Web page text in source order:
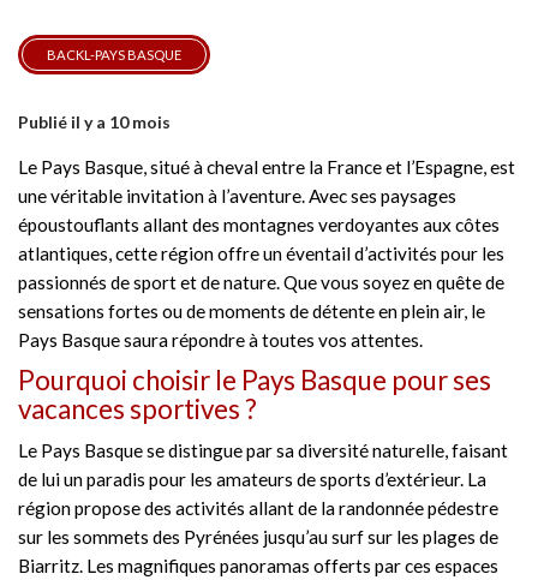
BACKL-PAYS BASQUE
Publié il y a 10 mois
Le Pays Basque, situé à cheval entre la France et l’Espagne, est
une véritable invitation à l’aventure. Avec ses paysages
époustouflants allant des montagnes verdoyantes aux côtes
atlantiques, cette région offre un éventail d’activités pour les
passionnés de sport et de nature. Que vous soyez en quête de
sensations fortes ou de moments de détente en plein air, le
Pays Basque saura répondre à toutes vos attentes.
Pourquoi choisir le Pays Basque pour ses
vacances sportives ?
Le Pays Basque se distingue par sa diversité naturelle, faisant
de lui un paradis pour les amateurs de sports d’extérieur. La
région propose des activités allant de la randonnée pédestre
sur les sommets des Pyrénées jusqu’au surf sur les plages de
Biarritz. Les magnifiques panoramas offerts par ces espaces